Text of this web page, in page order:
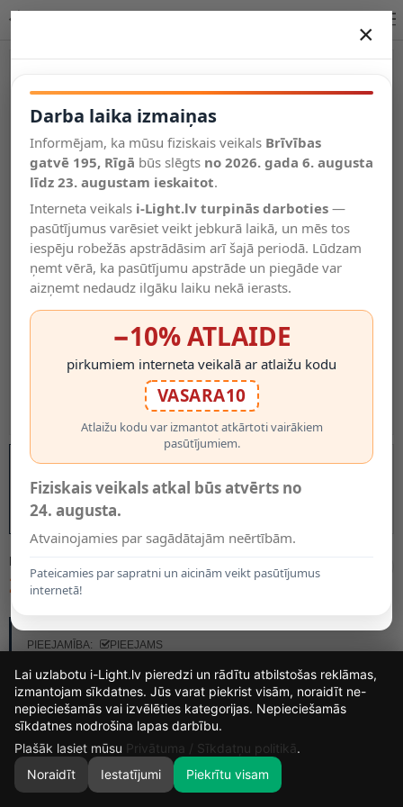
Salīdzināt
Vēlmju
saraksts
Valodas
0
MODELIS:
23.95€
PIEEJAMĪBA:
PIEEJAMS
KRĀSAS IZVĒLE
Balta Melna Zelta Hromēta Vara
×
Darba laika izmaiņas
Informējam, ka mūsu fiziskais veikals Brīvības
gatvē 195, Rīgā būs slēgts no 2026. gada 6. augusta
līdz 23. augustam ieskaitot.
Interneta veikals i-Light.lv turpinās darboties —
pasūtījumus varēsiet veikt jebkurā laikā, un mēs tos
iespēju robežās apstrādāsim arī šajā periodā. Lūdzam
ņemt vērā, ka pasūtījumu apstrāde un piegāde var
aizņemt nedaudz ilgāku laiku nekā ierasts.
−10% ATLAIDE
pirkumiem interneta veikalā ar atlaižu kodu
VASARA10
Atlaižu kodu var izmantot atkārtoti vairākiem
pasūtījumiem.
Fiziskais veikals atkal būs atvērts no
24. augusta.
Atvainojamies par sagādātajām neērtībām.
Pateicamies par sapratni un aicinām veikt pasūtījumus
internetā!
15
DIENAS
14
STUNDAS
59
MIN.
8
Lai uzlabotu i-Light.lv pieredzi un rādītu atbilstošas reklāmas,
izmantojam sīkdatnes. Jūs varat piekrist visām, noraidīt ne-
nepieciešamās vai izvēlēties kategorijas. Nepieciešamās
sīkdatnes nodrošina lapas darbību.
Plašāk lasiet mūsu Privātuma / Sīkdatņu politikā.
Noraidīt
Iestatījumi Piekrītu visam